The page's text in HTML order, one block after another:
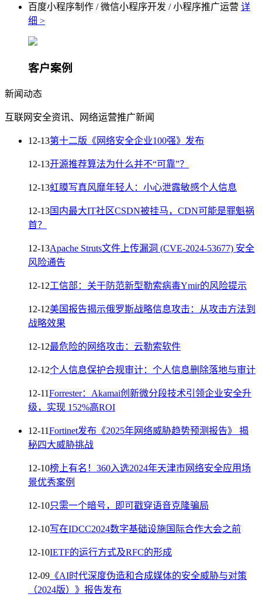
百度小程序制作 / 微信小程序开发 / 小程序推广运营 详
细 >
客户案例
新闻动态
互联网安全资讯、网络运营推广新闻
12-13第十二版《网络安全企业100强》发布
12-13开源推荐算法为什么并不“可靠”？
12-13虹膜写真风靡年轻人：小心泄露敏感个人信息
12-13国内最大IT社区CSDN被挂马，CDN可能是罪魁祸
首？
12-13Apache Struts文件上传漏洞 (CVE-2024-53677) 安全
风险通告
12-12工信部：关于防范新型勒索病毒Ymir的风险提示
12-12美国报告揭示俄罗斯战略信息攻击：从攻击方法到
战略效果
12-12最危险的网络攻击：云勒索软件
12-12个人信息保护合规审计：个人信息删除落地与审计
12-11Forrester：Akamai创新微分段技术引领企业安全升
级，实现 152%高ROI
12-11Fortinet发布《2025年网络威胁趋势预测报告》 揭
秘四大威胁挑战
12-10榜上有名！360入选2024年天津市网络安全应用场
景优秀案例
12-10只需一个暗号，即可戳穿语音克隆骗局
12-10写在IDCC2024数字基础设施国际合作大会之前
12-10IETF的运行方式及RFC的形成
12-09 《AI时代深度伪造和合成媒体的安全威胁与对策
（2024版）》报告发布